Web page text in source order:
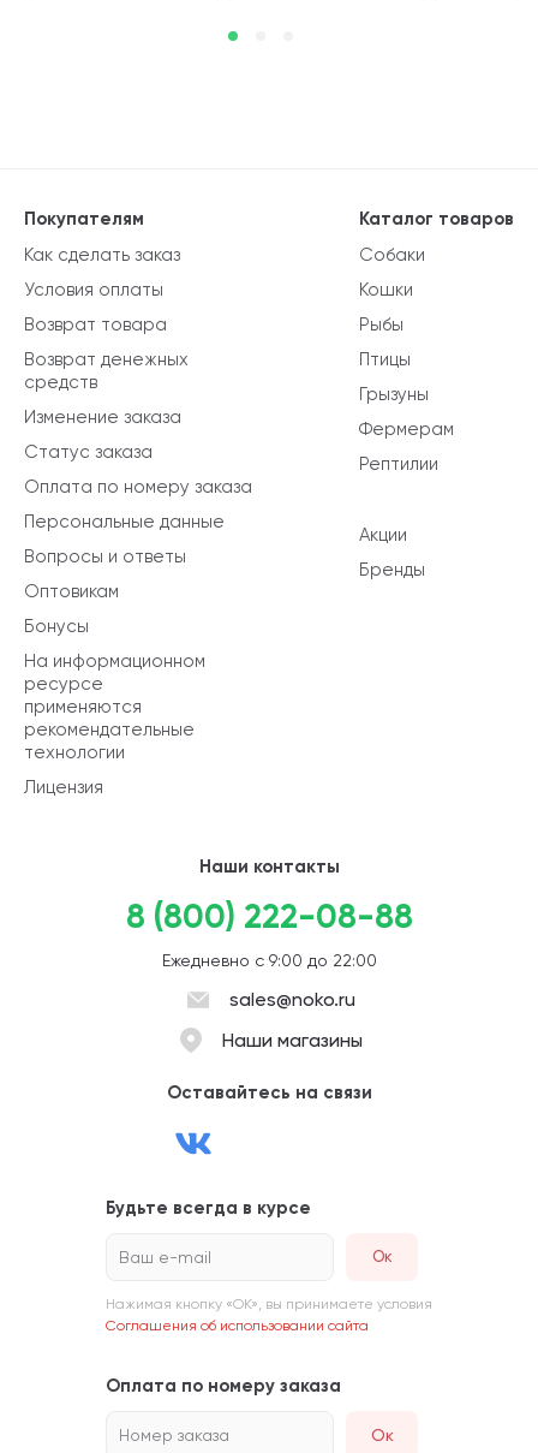
Каталог товаров
Собаки
Кошки
Рыбы
Птицы
Грызуны
Фермерам
Рептилии
Акции
Бренды
Покупателям
Как сделать заказ
Условия оплаты
Возврат товара
Возврат денежных
средств
Изменение заказа
Статус заказа
Оплата по номеру заказа
Персональные данные
Вопросы и ответы
Оптовикам
Бонусы
На информационном
ресурсе
применяются
рекомендательные
технологии
Лицензия
Наши контакты
8 (800) 222-08-88
Ежедневно с 9:00 до 22:00
sales@noko.ru
Наши магазины
Оставайтесь на связи
Будьте всегда в курсе
Ваш e-mail
Нажимая кнопку «ОК», вы принимаете условия
Соглашения об использовании сайта
Оплата по номеру заказа
Номер заказа Ок